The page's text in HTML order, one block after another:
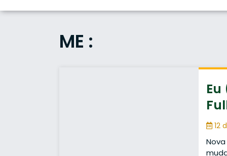
ME :
12